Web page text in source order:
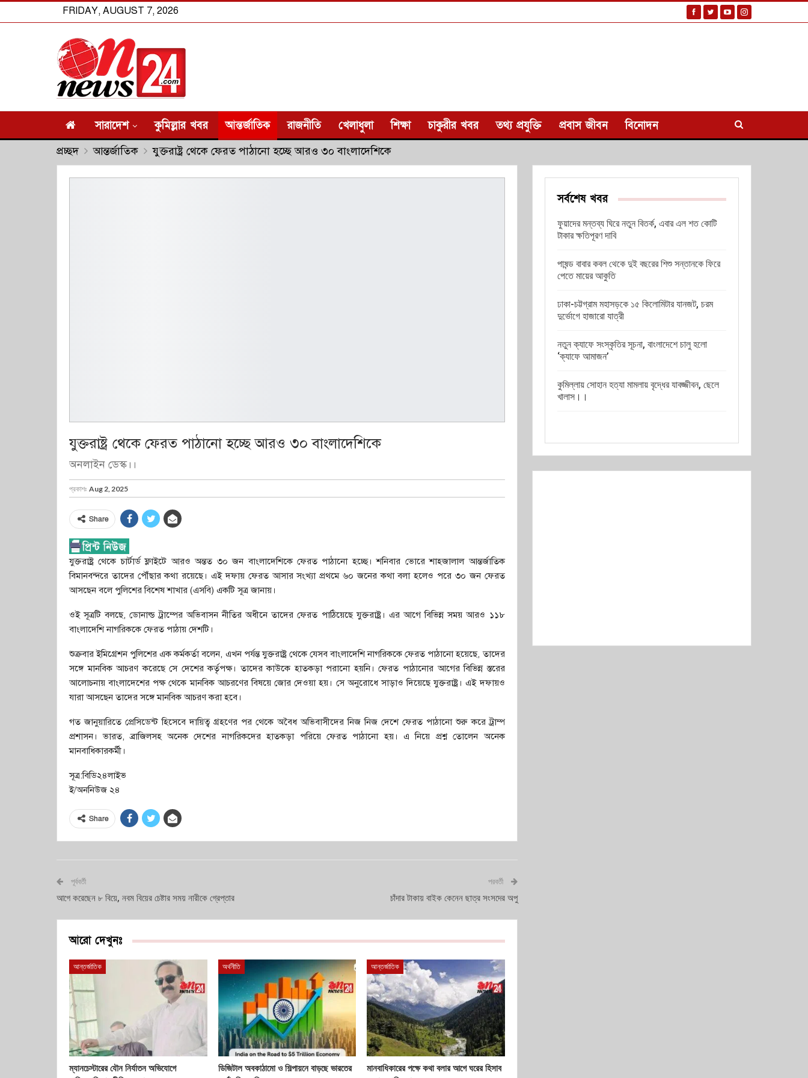
FRIDAY, AUGUST 7, 2026
সারাদেশ কুমিল্লার খবর আন্তর্জাতিক রাজনীতি খেলাধুলা শিক্ষা চাকুরীর খবর তথ্য প্রযুক্তি প্রবাস জীবন বিনোদন
প্রচ্ছদ আন্তর্জাতিক যুক্তরাষ্ট্র থেকে ফেরত পাঠানো হচ্ছে আরও ৩০ বাংলাদেশিকে
যুক্তরাষ্ট্র থেকে ফেরত পাঠানো হচ্ছে আরও ৩০ বাংলাদেশিকে
অনলাইন ডেস্ক।।
প্রকাশঃ Aug 2, 2025
Share
যুক্তরাষ্ট্র থেকে চার্টার্ড ফ্লাইটে আরও অন্তত ৩০ জন বাংলাদেশিকে ফেরত পাঠানো হচ্ছে। শনিবার ভোরে শাহজালাল আন্তর্জাতিক
বিমানবন্দরে তাদের পৌঁছার কথা রয়েছে। এই দফায় ফেরত আসার সংখ্যা প্রথমে ৬০ জনের কথা বলা হলেও পরে ৩০ জন ফেরত
আসছেন বলে পুলিশের বিশেষ শাখার (এসবি) একটি সূত্র জানায়।
ওই সূত্রটি বলছে, ডোনাল্ড ট্রাম্পের অভিবাসন নীতির অধীনে তাদের ফেরত পাঠিয়েছে যুক্তরাষ্ট্র। এর আগে বিভিন্ন সময় আরও ১১৮
বাংলাদেশি নাগরিককে ফেরত পাঠায় দেশটি।
শুক্রবার ইমিগ্রেশন পুলিশের এক কর্মকর্তা বলেন, এখন পর্যন্ত যুক্তরাষ্ট্র থেকে যেসব বাংলাদেশি নাগরিককে ফেরত পাঠানো হয়েছে, তাদের
সঙ্গে মানবিক আচরণ করেছে সে দেশের কর্তৃপক্ষ। তাদের কাউকে হাতকড়া পরানো হয়নি। ফেরত পাঠানোর আগের বিভিন্ন স্তরের
আলোচনায় বাংলাদেশের পক্ষ থেকে মানবিক আচরণের বিষয়ে জোর দেওয়া হয়। সে অনুরোধে সাড়াও দিয়েছে যুক্তরাষ্ট্র। এই দফায়ও
যারা আসছেন তাদের সঙ্গে মানবিক আচরণ করা হবে।
গত জানুয়ারিতে প্রেসিডেন্ট হিসেবে দায়িত্ব গ্রহণের পর থেকে অবৈধ অভিবাসীদের নিজ নিজ দেশে ফেরত পাঠানো শুরু করে ট্রাম্প
প্রশাসন। ভারত, ব্রাজিলসহ অনেক দেশের নাগরিকদের হাতকড়া পরিয়ে ফেরত পাঠানো হয়। এ নিয়ে প্রশ্ন তোলেন অনেক
মানবাধিকারকর্মী।
সূত্র:বিডি২৪লাইভ
ই/অননিউজ ২৪
Share
পূর্ববর্তী
আগে করেছেন ৮ বিয়ে, নবম বিয়ের চেষ্টার সময় নারীকে গ্রেপ্তার
পরবর্তী
চাঁদার টাকায় বাইক কেনেন ছাত্র সংসদের অপু
আরো দেখুনঃ
আন্তর্জাতিক
ম্যানচেস্টারের যৌন নির্যাতন অভিযোগে
অর্থনীতি
ডিজিটাল অবকাঠামো ও শিল্পায়নে বাড়ছে ভারতের
আন্তর্জাতিক
মানবাধিকারের পক্ষে কথা বলার আগে ঘরের হিসাব
সর্বশেষ খবর
ফুয়াদের মন্তব্য ঘিরে নতুন বিতর্ক, এবার এল শত কোটি
টাকার ক্ষতিপূরণ দাবি
পাষন্ড বাবার কবল থেকে দুই বছরের শিশু সন্তানকে ফিরে
পেতে মায়ের আকুতি
ঢাকা-চট্টগ্রাম মহাসড়কে ১৫ কিলোমিটার যানজট, চরম
দুর্ভোগে হাজারো যাত্রী
নতুন ক্যাফে সংস্কৃতির সূচনা, বাংলাদেশে চালু হলো
‘ক্যাফে আমাজন’
কুমিল্লায় সোহান হত্যা মামলায় বৃদ্ধের যাবজ্জীবন, ছেলে
খালাস।।